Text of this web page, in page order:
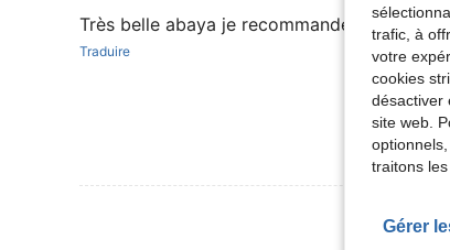
Très belle abaya je recommande
Traduire
trafic, à
votre
cookies
désactiver
site web.
traitons
Gérer